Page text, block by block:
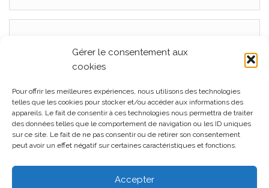
Gérer le consentement aux
cookies
Pour offrir les meilleures expériences, nous utilisons des technologies
telles que les cookies pour stocker et/ou accéder aux informations des
appareils. Le fait de consentir à ces technologies nous permettra de traiter
des données telles que le comportement de navigation ou les ID uniques
sur ce site. Le fait de ne pas consentir ou de retirer son consentement
peut avoir un effet négatif sur certaines caractéristiques et fonctions.
Accepter
Articles récents
Mariage La Cour du Domaine, Juin 2026
Mariage L’orangerie à Cleppé, Juin 2026
Mariage, La Ferme Seigne, Panissières Mai 2026
2026